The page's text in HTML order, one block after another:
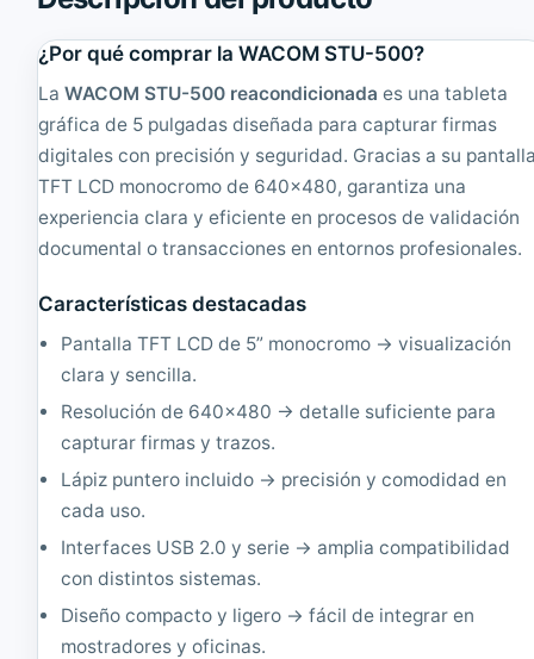
A
O
M
S
T
U
5
2
|
R
e
c
o
d
o
a
d
A
C
O
S
T
U
-
5
3
|
R
e
c
o
n
d
i
c
i
o
a
d
o
¿Por qué comprar la WACOM STU-500?
LaWACOM STU-500 reacondicionada es una tableta
gráfica de 5 pulgadas diseñada para capturar firmas
digitales con precisión y seguridad. Gracias a su
TFT LCD monocromo de 640x480, garantiza una
experiencia clara y eficiente en procesos de validación
documental o transacciones en entornos profesionales.
Características destacadas
Pantalla TFT LCD de 5” monocromo → visualización
clara y sencilla.
Resolución de 640x480 → detalle suficiente para
capturar firmas y trazos.
Lápiz puntero incluido → precisión y comodidad en
cada uso.
Interfaces USB 2.0 y serie → amplia compatibilidad
con distintos sistemas.
Diseño compacto y ligero → fácil de integrar en
mostradores y oficinas.